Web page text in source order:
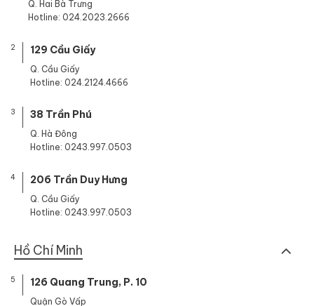
Q. Hai Bà Trưng
Hotline: 024.2023.2666
2 129 Cầu Giấy
Q. Cầu Giấy
Hotline: 024.2124.4666
3 38 Trần Phú
Q. Hà Đông
Hotline: 0243.997.0503
4 206 Trần Duy Hưng
Q. Cầu Giấy
Hotline: 0243.997.0503
Hồ Chí Minh
5 126 Quang Trung, P. 10
Quận Gò Vấp